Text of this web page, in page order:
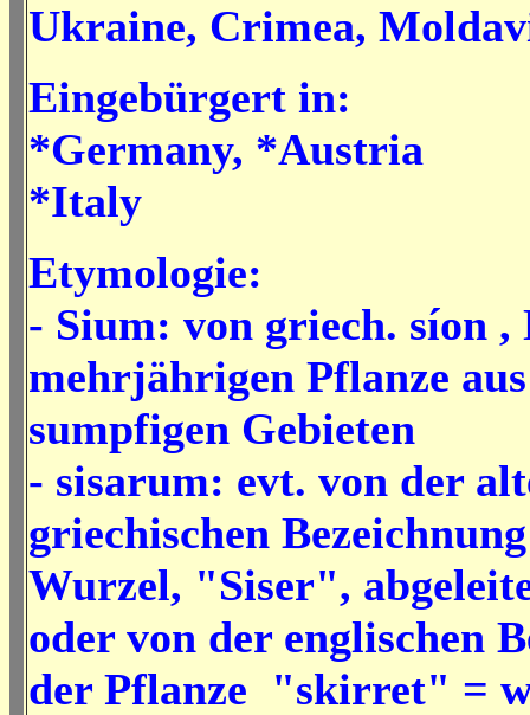
Ukraine, Crimea,
Eingebürgert in:
*Germany, *Austria
*Italy
Etymologie:
- Sium: von griech. síon ,
mehrjährigen Pflanze
sumpfigen Gebieten
- sisarum: evt. von der
griechischen
Wurzel, "Siser",
oder von der englischen
der Pflanze "skirret" =